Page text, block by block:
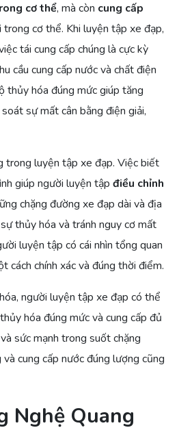
cơ thể, mà còn cung cấp
trong cơ thể. Khi luyện tập xe đạp,
tái cung cấp chúng là cực kỳ
cầu cung cấp nước và chất điện
thủy hóa đúng mức giúp tăng
sự mất cân bằng điện giải,
luyện tập xe đạp. Việc biết
giúp người luyện tập điều chỉnh
chặng đường xe đạp dài và địa
thủy hóa và tránh nguy cơ mất
luyện tập có cái nhìn tổng quan
cách chính xác và đúng thời điểm.
người luyện tập xe đạp có thể
hóa đúng mức và cung cấp đủ
sức mạnh trong suốt chặng
cung cấp nước đúng lượng cũng
Nghệ Quang